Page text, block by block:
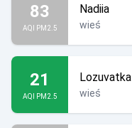
83
AQI PM2.5
Nadiia
wieś
21
AQI PM2.5
Lozuvatka
wieś